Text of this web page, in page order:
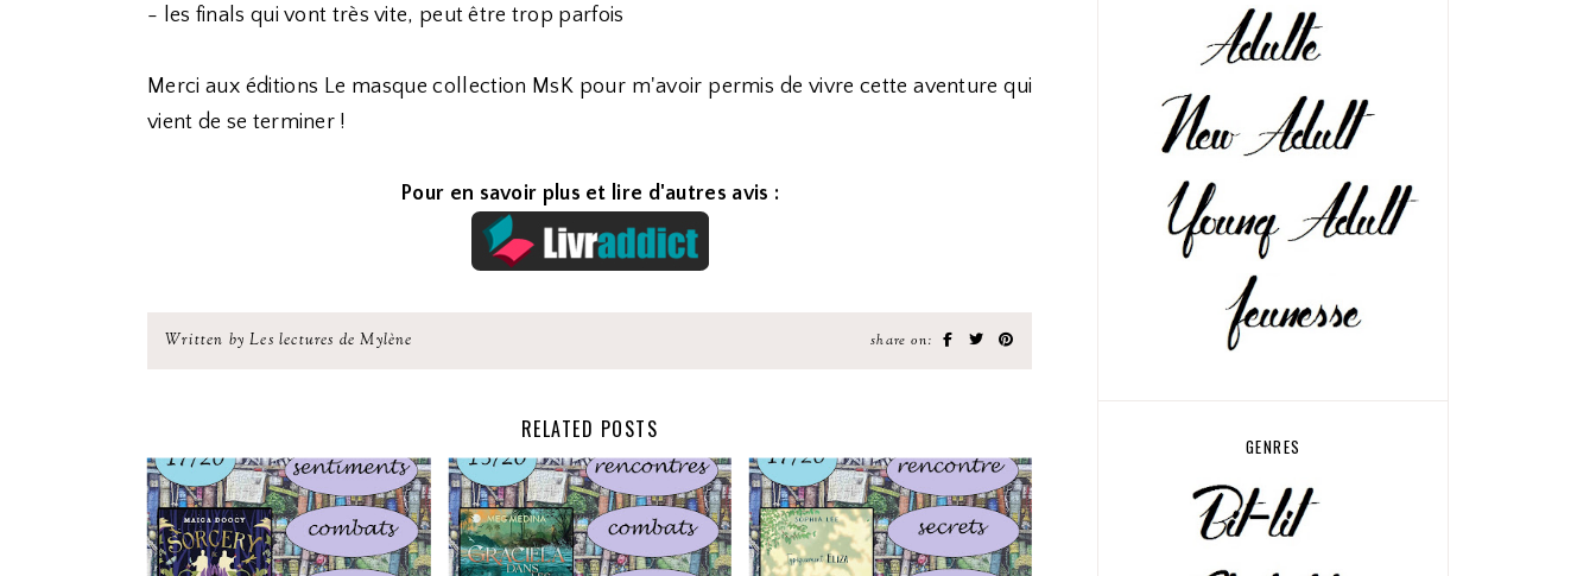
- les finals qui vont très vite, peut être trop parfois
Merci aux éditions Le masque collection MsK pour m'avoir permis de vivre cette aventure qui
vient de se terminer !
Pour en savoir plus et lire d'autres avis :
Written by Les lectures de Mylène share on:
RELATED POSTS
GENRES